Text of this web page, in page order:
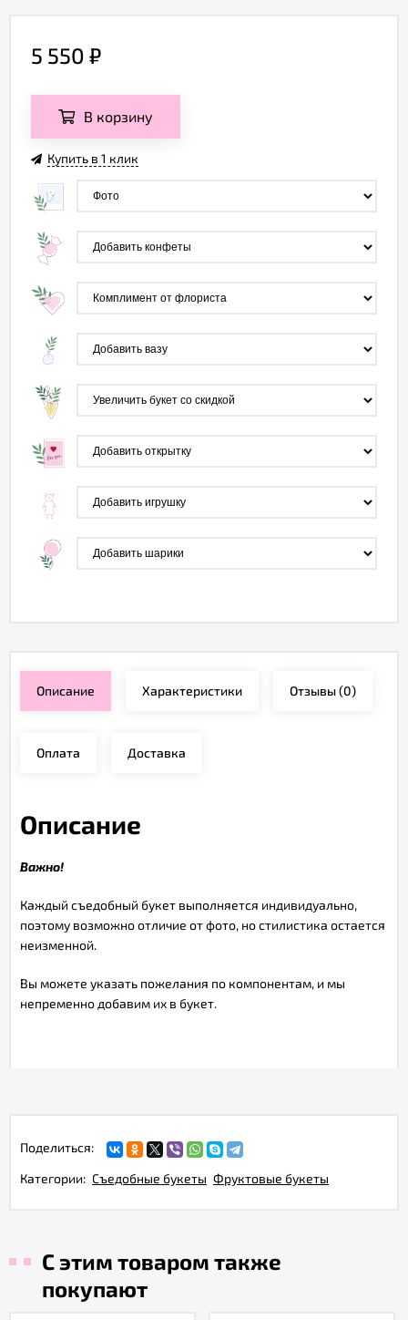
5 550 ₽
В корзину
Купить в 1 клик
Описание Характеристики Отзывы(0)
Оплата Доставка
Описание
Важно!
Каждый съедобный букет выполняется индивидуально,
поэтому возможно отличие от фото, но стилистика остается
неизменной.
Вы можете указать пожелания по компонентам, и мы
непременно добавим их в букет.
Поделиться:
Категории: Съедобные букеты Фруктовые букеты
С этим товаром также
покупают